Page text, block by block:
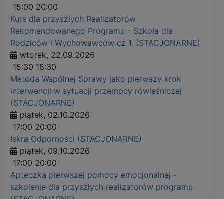
15:00 20:00
Kurs dla przyszłych Realizatorów
Rekomendowanego Programu - Szkoła dla
Rodziców i Wychowawców cz 1. (STACJONARNE)
wtorek, 22.09.2026
15:30 18:30
Metoda Wspólnej Sprawy jako pierwszy krok
interwencji w sytuacji przemocy rówieśniczej
(STACJONARNE)
piątek, 02.10.2026
17:00 20:00
Iskra Odporności (STACJONARNE)
piątek, 09.10.2026
17:00 20:00
Apteczka pierwszej pomocy emocjonalnej -
szkolenie dla przyszłych realizatorów programu